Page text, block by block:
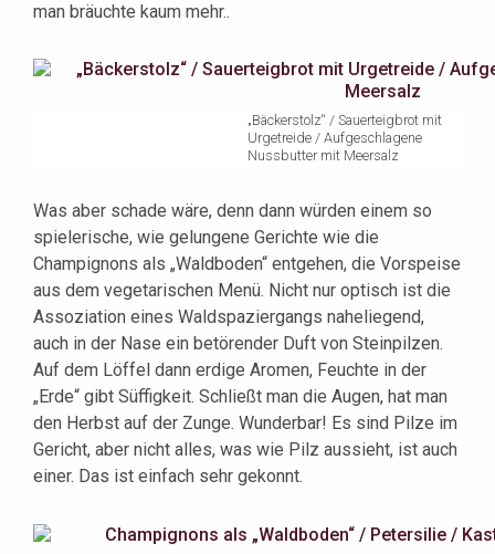
man bräuchte kaum mehr..
„Bäckerstolz“ / Sauerteigbrot mit
Urgetreide / Aufgeschlagene
Nussbutter mit Meersalz
Was aber schade wäre, denn dann würden einem so
spielerische, wie gelungene Gerichte wie die
Champignons als „Waldboden“ entgehen, die Vorspeise
aus dem vegetarischen Menü. Nicht nur optisch ist die
Assoziation eines Waldspaziergangs naheliegend,
auch in der Nase ein betörender Duft von Steinpilzen.
Auf dem Löffel dann erdige Aromen, Feuchte in der
„Erde“ gibt Süffigkeit. Schließt man die Augen, hat man
den Herbst auf der Zunge. Wunderbar! Es sind Pilze im
Gericht, aber nicht alles, was wie Pilz aussieht, ist auch
einer. Das ist einfach sehr gekonnt.